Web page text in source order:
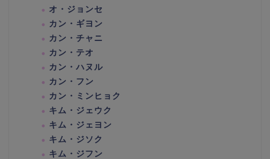
オ・ジョンセ
カン・ギヨン
カン・チャニ
カン・テオ
カン・ハヌル
カン・フン
カン・ミンヒョク
キム・ジェウク
キム・ジェヨン
キム・ジソク
キム・ジフン